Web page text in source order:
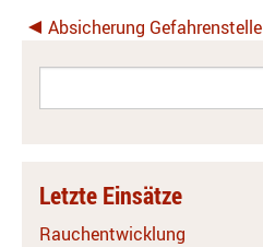
Absicherung Gefahrenstelle
Letzte Einsätze
Rauchentwicklung